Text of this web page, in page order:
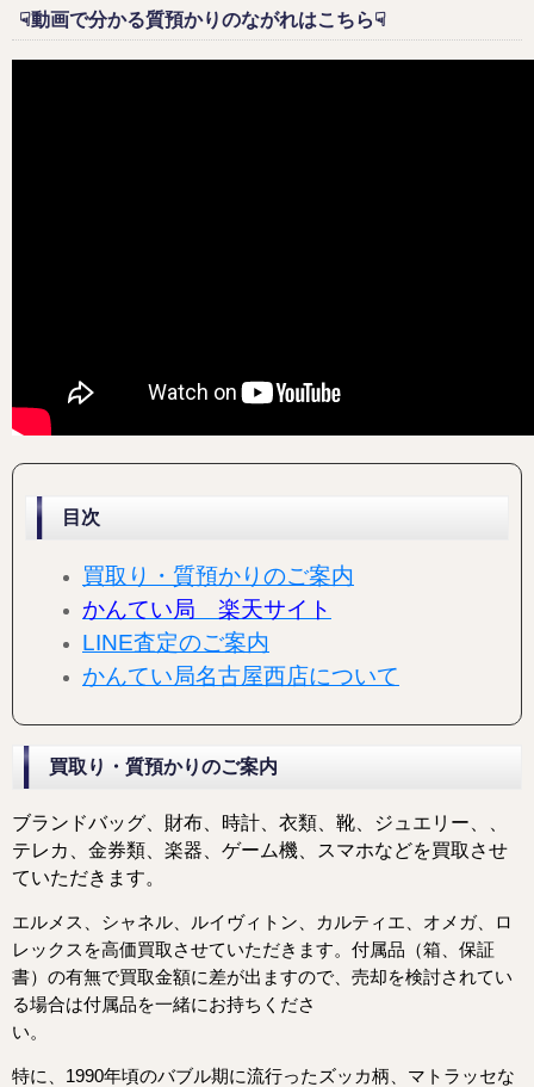
☟動画で分かる質預かりのながれはこちら☟
目次
買取り・質預かりのご案内
かんてい局 楽天サイト
LINE査定のご案内
かんてい局名古屋西店について
買取り・質預かりのご案内
ブランドバッグ、財布、時計、衣類、靴、ジュエリー、
テレカ、金券類、楽器、ゲーム機、スマホなどを買取させ
ていただきます。
エルメス、シャネル、ルイヴィトン、カルティエ、オメガ、ロ
レックスを高価買取させていただきます。 付属品（箱、保証
書）の有無で買取金額に差が出ますので、売却を検討されてい
る場合は付属品を一緒にお持ちくださ
い。
特に、1990年頃のバブル期に流行ったズッカ柄、マトラッセな